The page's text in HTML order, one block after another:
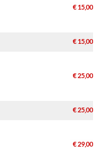
€ 15,00
€ 15,00
€ 25,00
€ 25,00
€ 29,00